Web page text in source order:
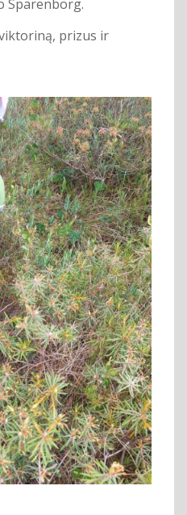
Sparenborg.
prizus ir